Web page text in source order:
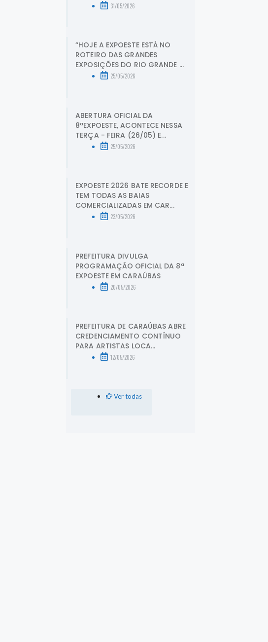
31/05/2026
“HOJE A EXPOESTE ESTÁ NO
ROTEIRO DAS GRANDES
EXPOSIÇÕES DO RIO GRANDE ...
25/05/2026
ABERTURA OFICIAL DA
8ªEXPOESTE, ACONTECE NESSA
TERÇA - FEIRA (26/05) E...
25/05/2026
EXPOESTE 2026 BATE RECORDE E
TEM TODAS AS BAIAS
COMERCIALIZADAS EM CAR...
23/05/2026
PREFEITURA DIVULGA
PROGRAMAÇÃO OFICIAL DA 8ª
EXPOESTE EM CARAÚBAS
20/05/2026
PREFEITURA DE CARAÚBAS ABRE
CREDENCIAMENTO CONTÍNUO
PARA ARTISTAS LOCA...
12/05/2026
Ver todas